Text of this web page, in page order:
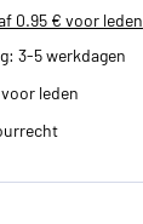
0.95 € voor leden
3-5 werkdagen
leden